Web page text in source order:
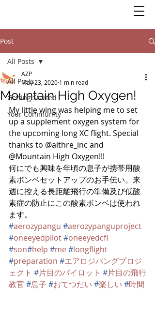
Post
All Posts
Getting Started
Your Community
All Posts
Mountain High Oxygen!
AZP
May 23, 2020 1 min read
My little wing was helping me to set
up a supplement oxygen system for
the upcoming long XC flight. Special
thanks to @aithre_inc and
@Mountain High Oxygen!!!
何にでも興味を年頃の息子が携帯用酸
素ボンベセットアップのお手伝い。来
週に控える長距離飛行の準備及び低酸
素症の防止にこの酸素ボンベは使われ
ます。
#aerozypangu #aerozypanguproject
#oneeyedpilot#oneeyedcfi
#son#help #me #longflight
#preparation #エアロジパングプロジ
ェクト #片目のパイロット #片目の飛行
教官 #息子 #おてつだい #楽しい #時間